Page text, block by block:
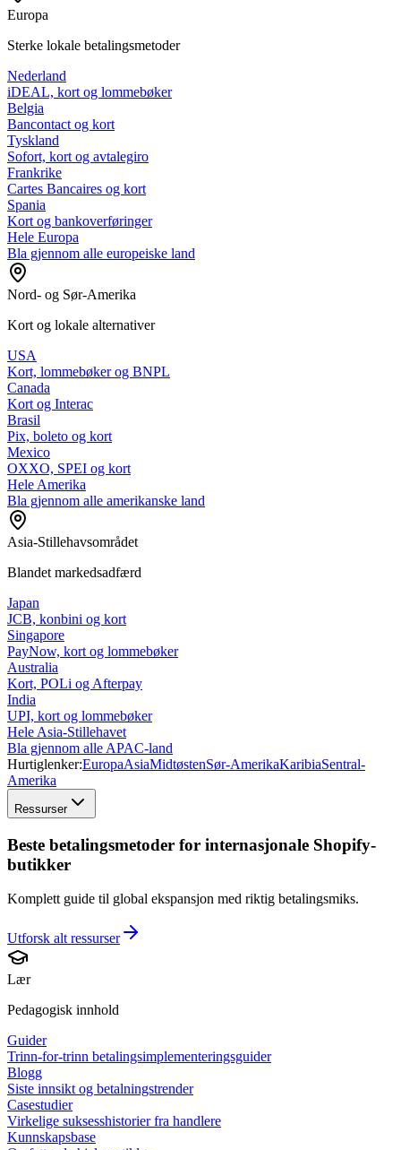
Europa
Sterke lokale betalingsmetoder
Nederland
iDEAL, kort og lommebøker
Belgia
Bancontact og kort
Tyskland
Sofort, kort og avtalegiro
Frankrike
Cartes Bancaires og kort
Spania
Kort og bankoverføringer
Hele Europa
Bla gjennom alle europeiske land
Nord- og Sør-Amerika
Kort og lokale alternativer
USA
Kort, lommebøker og BNPL
Canada
Kort og Interac
Brasil
Pix, boleto og kort
Mexico
OXXO, SPEI og kort
Hele Amerika
Bla gjennom alle amerikanske land
Asia-Stillehavsområdet
Blandet markedsadfærd
Japan
JCB, konbini og kort
Singapore
PayNow, kort og lommebøker
Australia
Kort, POLi og Afterpay
India
UPI, kort og lommebøker
Hele Asia-Stillehavet
Bla gjennom alle APAC-land
Hurtiglenker:EuropaAsiaMidtøstenSør-AmerikaKaribiaSentral-
Amerika
Ressurser
Beste betalingsmetoder for internasjonale Shopify-
butikker
Komplett guide til global ekspansjon med riktig betalingsmiks.
Utforsk alt ressurser
Lær
Pedagogisk innhold
Guider
Trinn-for-trinn betalingsimplementeringsguider
Blogg
Siste innsikt og betalningstrender
Casestudier
Virkelige suksesshistorier fra handlere
Kunnskapsbase